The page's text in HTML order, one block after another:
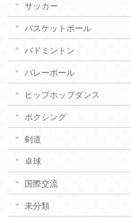
サッカー
バスケットボール
バドミントン
バレーボール
ヒップホップダンス
ボクシング
剣道
卓球
国際交流
未分類